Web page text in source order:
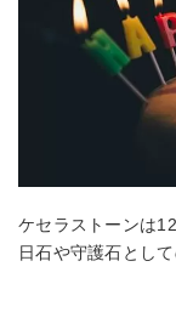
ケセラストーンは
日石や守護石とし